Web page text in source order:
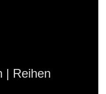
| Reihen